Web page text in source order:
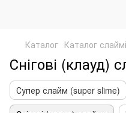
Каталог Каталог
Снігові (клауд)
Супер слайм (super slime)